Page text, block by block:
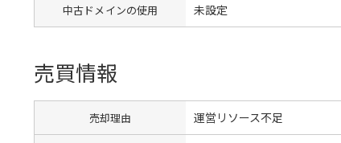
中古ドメインの使用 未設定
売買情報
売却理由 運営リソース不足